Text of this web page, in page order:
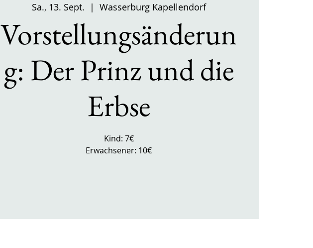
Sa., 13. Sept.
  |
Wasserburg Kapellendorf
Vorstellungsänderun
g: Der Prinz und die
Erbse
Kind: 7€
Erwachsener: 10€